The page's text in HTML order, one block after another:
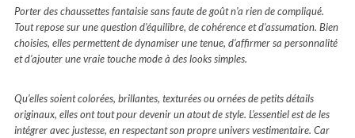
Porter des chaussettes fantaisie sans faute de goût n’a rien de compliqué.
Tout repose sur une question d’équilibre, de cohérence et d’assumation. Bien
choisies, elles permettent de dynamiser une tenue, d’affirmer sa personnalité
et d’ajouter une vraie touche mode à des looks simples.
Qu’elles soient colorées, brillantes, texturées ou ornées de petits détails
originaux, elles ont tout pour devenir un atout de style. L’essentiel est de les
intégrer avec justesse, en respectant son propre univers vestimentaire. Car